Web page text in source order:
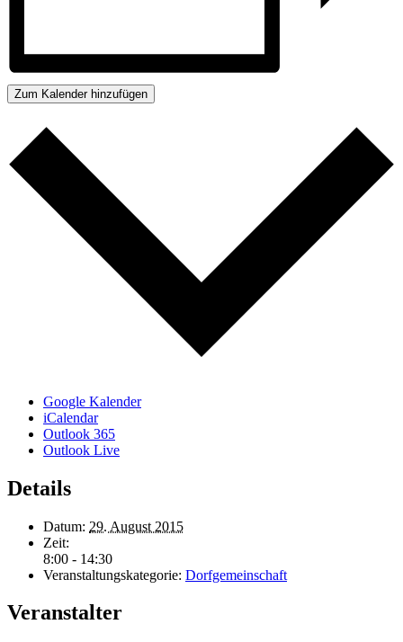
Zum Kalender hinzufügen
Google Kalender
iCalendar
Outlook 365
Outlook Live
Details
Datum: 29. August 2015
Zeit:
8:00 - 14:30
Veranstaltungskategorie: Dorfgemeinschaft
Veranstalter